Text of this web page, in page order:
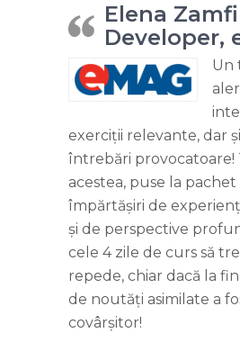
Elena
Developer,
Un
exerciții relevante, dar
întrebări provocatoare!
acestea, puse la
împărtășiri de
și de perspective
cele 4 zile de curs să
repede, chiar dacă la
de noutăți asimilate a
covârșitor!